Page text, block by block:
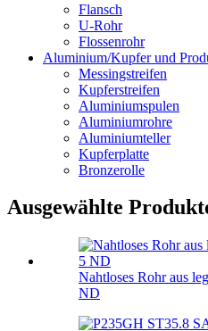
Flansch
U-Rohr
Flossenrohr
Aluminium/Kupfer und
Messingstreifen
Kupferstreifen
Aluminiumspulen
Aluminiumrohre
Aluminiumteller
Kupferplatte
Bronzerolle
Ausgewählte
Nahtloses Rohr aus
ND